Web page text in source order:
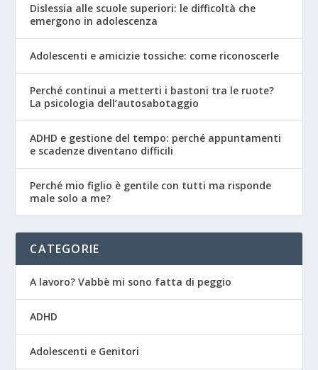
Dislessia alle scuole superiori: le difficoltà che
emergono in adolescenza
Adolescenti e amicizie tossiche: come riconoscerle
Perché continui a metterti i bastoni tra le ruote?
La psicologia dell’autosabotaggio
ADHD e gestione del tempo: perché appuntamenti
e scadenze diventano difficili
Perché mio figlio è gentile con tutti ma risponde
male solo a me?
CATEGORIE
A lavoro? Vabbè mi sono fatta di peggio
ADHD
Adolescenti e Genitori